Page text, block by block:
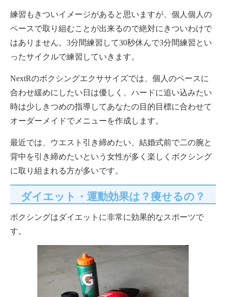
練習もきついイメージがあると思いますが、個人個人の
ペースで取り組むことが出来るので絶対にきついわけで
はありません。3分間練習して30秒休んで3分間練習とい
ったサイクルで練習していきます。
NextRのボクシングエクササイズでは、個人のペースに
合わせ緩めにしたい日は優しく、ハードに追い込みたい
時は少しきつめの指導してあなたの目的目標に合わせて
オーダーメイドでメニューを作成します。
最近では、ウエスト引き締めたい、結婚式前で二の腕と
背中を引き締めたいという女性が多く楽しくボクシング
に取り組まれる方が多いです。
ダイエット・運動効果は？痩せるの？
ボクシングはダイエットに非常に効果的なスポーツで
す。